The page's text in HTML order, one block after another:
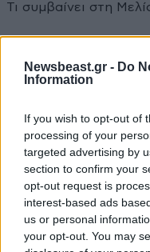
Newsbeast.gr - Do
Information
If you wish to opt-out of
processing of your
targeted advertising by
section to confirm your
opt-out request is
interest-based ads
us or personal
your opt-out. You may
Τι συμβαίνει στη